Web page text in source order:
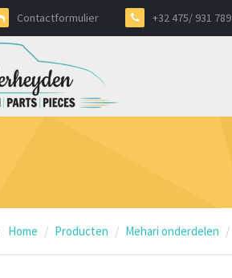
Contactformulier +32 475/ 931 789
Home Producten Mehari onderdelen